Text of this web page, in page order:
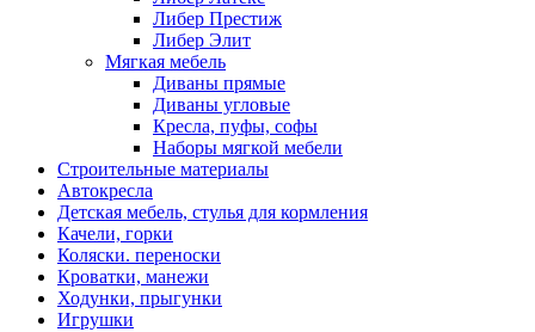
Либер Престиж
Либер Элит
Мягкая мебель
Диваны прямые
Диваны угловые
Кресла, пуфы, софы
Наборы мягкой мебели
Строительные материалы
Автокресла
Детская мебель, стулья для кормления
Качели, горки
Коляски. переноски
Кроватки, манежи
Ходунки, прыгунки
Игрушки